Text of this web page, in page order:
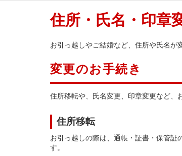
住所・氏名・印章
お引っ越しやご結婚など、住所や氏名が
変更のお手続き
住所移転や、氏名変更、印章変更など、
住所移転
お引っ越しの際は、通帳・証書・保管証
す。